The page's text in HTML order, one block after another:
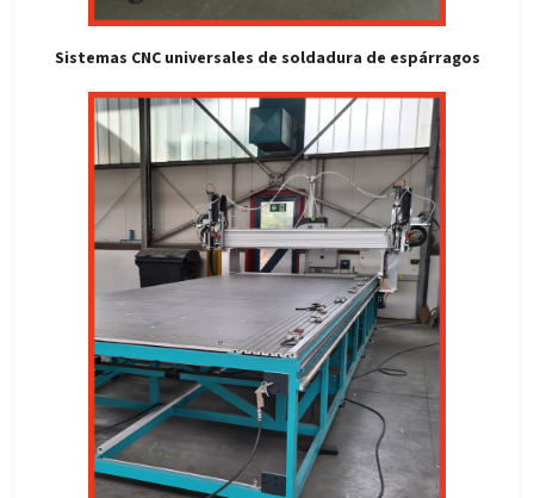
Sistemas CNC universales de soldadura de espárragos